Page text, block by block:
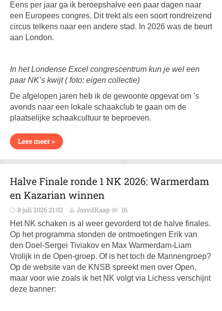
Eens per jaar ga ik beroepshalve een paar dagen naar
een Europees congres. Dit trekt als een soort rondreizend
circus telkens naar een andere stad. In 2026 was de beurt
aan London.
In het Londense Excel congrescentrum kun je wel een
paar NK’s kwijt ( foto: eigen collectie)
De afgelopen jaren heb ik de gewoonte opgevat om ’s
avonds naar een lokale schaakclub te gaan om de
plaatselijke schaakcultuur te beproeven.
Lees meer >
Halve Finale ronde 1 NK 2026: Warmerdam
en Kazarian winnen
8 juli 2026 21:02 JosvdKaap 16
Het NK schaken is al weer gevorderd tot de halve finales.
Op het programma stonden de ontmoetingen Erik van
den Doel-Sergei Tiviakov en Max Warmerdam-Liam
Vrolijk in de Open-groep. Of is het toch de Mannengroep?
Op de website van de KNSB spreekt men over Open,
maar voor wie zoals ik het NK volgt via Lichess verschijnt
deze banner: